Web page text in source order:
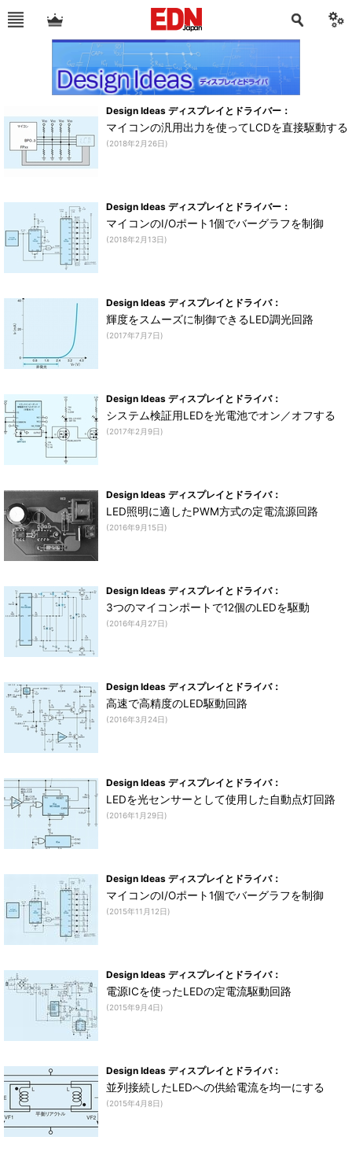
Design Ideas ディスプレイとドライバー：
マイコンの汎用出力を使ってLCDを直接駆動する
(2018年2月26日)
Design Ideas ディスプレイとドライバー：
マイコンのI/Oポート1個でバーグラフを制御
(2018年2月13日)
Design Ideas ディスプレイとドライバ：
輝度をスムーズに制御できるLED調光回路
(2017年7月7日)
Design Ideas ディスプレイとドライバ：
システム検証用LEDを光電池でオン／オフする
(2017年2月9日)
Design Ideas ディスプレイとドライバ：
LED照明に適したPWM方式の定電流源回路
(2016年9月15日)
Design Ideas ディスプレイとドライバ：
3つのマイコンポートで12個のLEDを駆動
(2016年4月27日)
Design Ideas ディスプレイとドライバ：
高速で高精度のLED駆動回路
(2016年3月24日)
Design Ideas ディスプレイとドライバ：
LEDを光センサーとして使用した自動点灯回路
(2016年1月29日)
Design Ideas ディスプレイとドライバ：
マイコンのI/Oポート1個でバーグラフを制御
(2015年11月12日)
Design Ideas ディスプレイとドライバ：
電源ICを使ったLEDの定電流駆動回路
(2015年9月4日)
Design Ideas ディスプレイとドライバ：
並列接続したLEDへの供給電流を均一にする
(2015年4月8日)